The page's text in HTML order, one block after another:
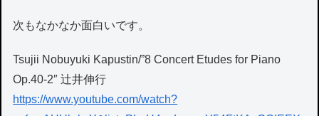
次もなかなか面白いです。
Tsujii Nobuyuki Kapustin/”8 Concert Etudes for Piano
Op.40-2″ 辻井伸行
https://www.youtube.com/watch?